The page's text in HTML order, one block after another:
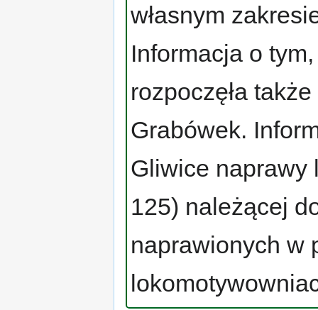
własnym
Informacja o
rozpoczęła
Grabówek.
Gliwice naprawy
125) należącej
naprawionych w